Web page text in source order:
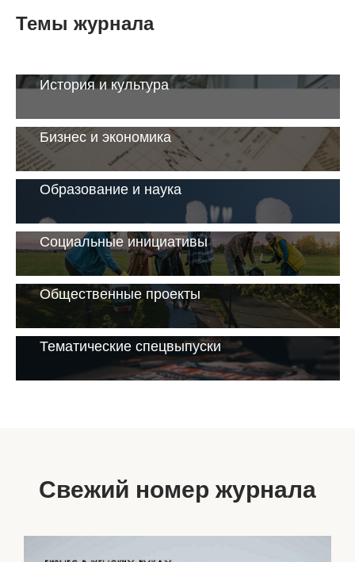
Темы журнала
История и культура
Бизнес и экономика
Образование и наука
Социальные инициативы
Общественные проекты
Тематические спецвыпуски
Свежий номер журнала